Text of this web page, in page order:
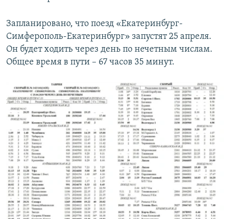
Запланировано, что поезд «Екатеринбург-
Симферополь-Екатеринбург» запустят 25 апреля.
Он будет ходить через день по нечетным числам.
Общее время в пути – 67 часов 35 минут.